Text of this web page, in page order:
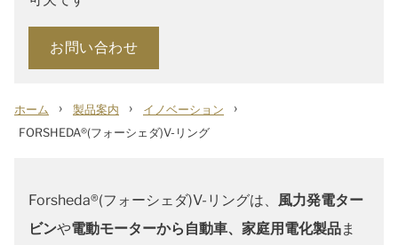
お問い合わせ
ホーム › 製品案内 › イノベーション ›
FORSHEDA®(フォーシェダ)V-リング
Forsheda®(フォーシェダ)V-リングは、 風力発電ター
ビンや電動モーターから自動車、家庭用電化製品ま